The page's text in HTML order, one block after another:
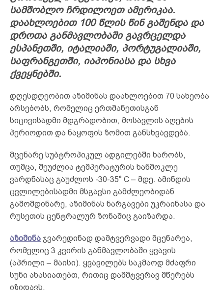
სამშობლო ჩრდილოეთ ამერიკაა.
დაახლოებით 100 წლის წინ გაშენდა და
დროთა განმავლობაში გავრცელდა
ესპანეთში, იტალიაში, პორტუგალიაში,
საფრანგეთში, იაპონიასა და სხვა
ქვეყნებში.
დღესდღეობით აზიმინას დაახლოებით 70 სახეობა
არსებობს, რომელიც ერთმანეთისგან
სიცივისადმი მდგრადობით, მოსავლის აღების
პერიოდით და ნაყოფის ზომით განსხვავდება.
მცენარე სუბტროპიკულ ადგილებში ხარობს,
თუმცა, შეუძლია ტემპერატურის ხანმოკლე
ვარდნასაც გაუძლოს -30-35° С – მდე. ამინდის
ცვლილებისადმი მსგავსი გამძლეობიდან
გამომდინარე, აზიმინას ნარგავები უკრაინასა და
რუსეთის ცენტრალურ ზონაშიც გაიზარდა.
აზიმინა ჯვარედინად დამტვერვადი მცენარეა,
რომელიც 3 კვირის განმავლობაში ყვავის
(აპრილი – მაისი). ყვავილებს საკმაოდ მძაფრი
სუნი ახასიათებთ, რითიც დამმტვერავ მწერებს
იზიდავს.